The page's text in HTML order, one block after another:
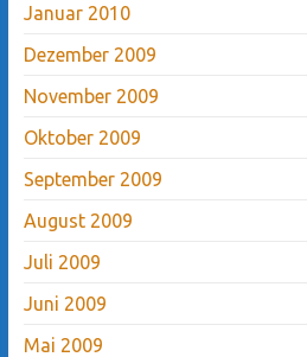
Januar 2010
Dezember 2009
November 2009
Oktober 2009
September 2009
August 2009
Juli 2009
Juni 2009
Mai 2009